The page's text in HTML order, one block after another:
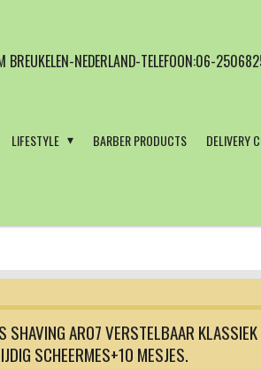
NEDERLAND-TELEFOON:06-
LIFESTYLE BARBER PRODUCTS DELIVERY
SHAVING AR07 VERSTELBAAR KLASSIEK
SCHEERMES+10 MESJES.